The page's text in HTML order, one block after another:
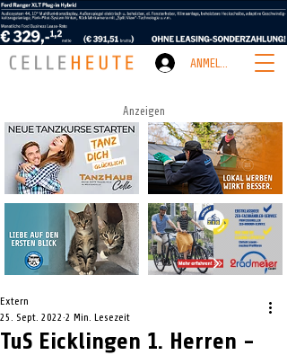
ANMELDEN
Anzeigen
TuS Eicklingen 1. Herren -
Extern
25. Sept. 2022 2 Min. Lesezeit